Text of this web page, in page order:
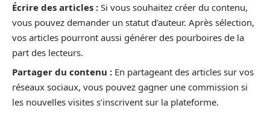
Écrire des articles : Si vous souhaitez créer du contenu,
vous pouvez demander un statut d’auteur. Après sélection,
vos articles pourront aussi générer des pourboires de la
part des lecteurs.
Partager du contenu : En partageant des articles sur vos
réseaux sociaux, vous pouvez gagner une commission si
les nouvelles visites s’inscrivent sur la plateforme.